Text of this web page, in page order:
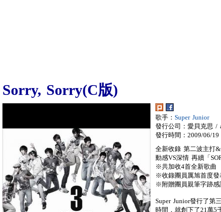
Sorry, Sorry(C版)
歌手： Super Junior
發行公司：愛貝克思 /
發行時間：2009/06/19
全新收錄 第二波主打
動感VS深情 再續「
※共加收4首全新歌曲
※收錄團員厲旭首度發
※附贈團員親筆字跡感
Super Junior發行了第
時間，就創下了21萬5